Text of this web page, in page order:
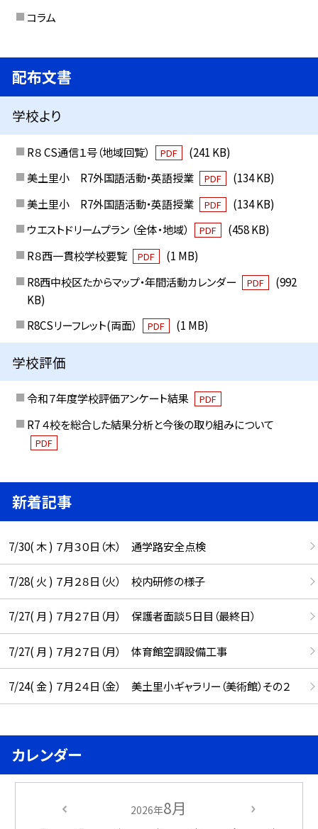
コラム
配布文書
学校より
R８ CS通信１号（地域回覧） PDF
(241 KB)
美土里小 R7外国語活動・英語授業
PDF
(134 KB)
美土里小 R7外国語活動・英語授業
PDF
(134 KB)
ウエストドリームプラン （全体・地域）
PDF
(458 KB)
R８西一貫校学校要覧
PDF
(1 MB)
R8西中校区たからマップ・年間活動カレンダー
PDF
(992
KB)
R8CSリーフレット(両面）
PDF (1 MB)
学校評価
令和７年度学校評価アンケート結果 PDF
R7 ４校を総合した結果分析と今後の取り組みについて
PDF
新着記事
7/30( 木 ) ７月３０日（木） 通学路安全点検
7/28( 火 ) ７月２８日（火） 校内研修の様子
7/27( 月 ) ７月２７日（月） 保護者面談５日目（最終日）
7/27( 月 ) ７月２７日（月） 体育館空調設備工事
7/24( 金 ) ７月２４日（金） 美土里小ギャラリー（美術館）その２
カレンダー
2026年8月